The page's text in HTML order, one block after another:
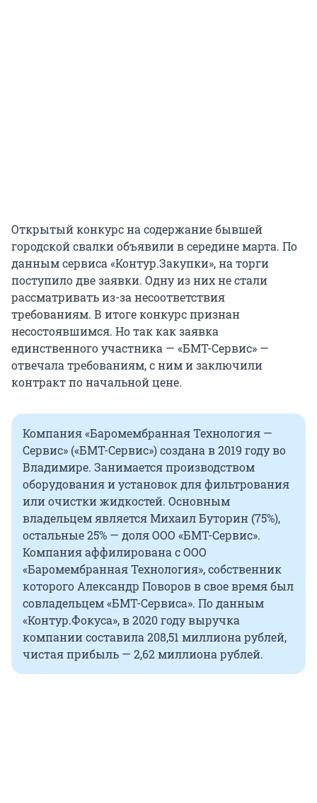
Открытый конкурс на содержание бывшей
городской свалки объявили в середине марта. По
данным сервиса «Контур.Закупки», на торги
поступило две заявки. Одну из них не стали
рассматривать из-за несоответствия
требованиям. В итоге конкурс признан
несостоявшимся. Но так как заявка
единственного участника — «БМТ-Сервис» —
отвечала требованиям, с ним и заключили
контракт по начальной цене.
Компания «Баромембранная Технология —
Сервис» («БМТ-Сервис») создана в 2019 году во
Владимире. Занимается производством
оборудования и установок для фильтрования
или очистки жидкостей. Основным
владельцем является Михаил Буторин (75%),
остальные 25% — доля ООО «БМТ-Сервис».
Компания аффилирована с ООО
«Баромембранная Технология», собственник
которого Александр Поворов в свое время был
совладельцем «БМТ-Сервиса». По данным
«Контур.Фокуса», в 2020 году выручка
компании составила 208,51 миллиона рублей,
чистая прибыль — 2,62 миллиона рублей.